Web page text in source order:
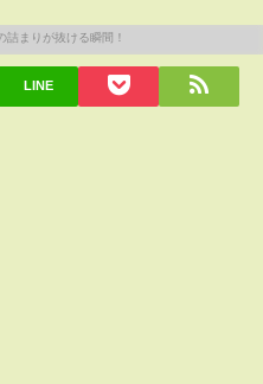
LINE